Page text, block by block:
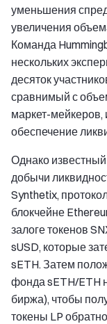
уменьшения
увеличения
Команда
нескольких
десяток
сравнимый с
маркет-мейкеров,
обеспечение
Однако
добычи
Synthetix,
блокчейне
залоге токенов
sUSD, которые
sETH. Затем
фонда sETH/ETH
биржа), чтобы
токены LP